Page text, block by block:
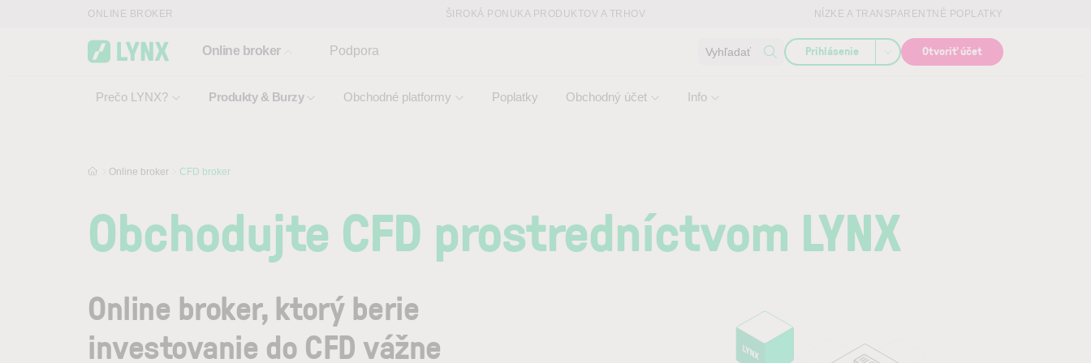
Skip to main contentONLINE BROKER ŠIROKÁ PONUKA PRODUKTOV A TRHOV NÍZKE A TRANSPARENTNÉ POPLATKY
Online broker
Prečo LYNX? Produkty & Burzy Obchodné platformy Poplatky Obchodný účet Info
Podpora Vyhľadať Prihlásenie Otvoriť účet
Online broker CFD broker
Obchodujte CFD prostredníctvom LYNX
Online broker, ktorý berie
investovanie do CFD vážne